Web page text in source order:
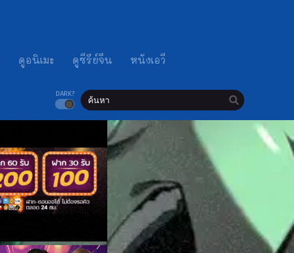
ดูอนิเมะ ดูซีรีย์จีน หนังเอวี
DARK?